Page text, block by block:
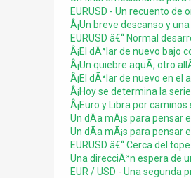
EURUSD - Un recuento
Â¡Un breve descanso y una
EURUSD â€“ Normal
Â¡El dÃ³lar de nuevo bajo
Â¡Un quiebre aquÃ­, otro
Â¡El dÃ³lar de nuevo en el
Â¡Hoy se determina la
Â¡Euro y Libra por caminos
Un dÃ­a mÃ¡s para pensar
Un dÃ­a mÃ¡s para pensar
EURUSD â€“ Cerca del
Una direcciÃ³n espera de
EUR / USD - Una segunda